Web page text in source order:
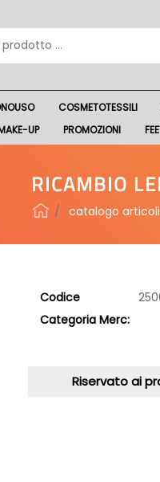
COSMETOTESSILI
UP PROMOZIONI
RICAMBIO
catalogo articoli
Codice
Categoria Merc:
Riservato ai